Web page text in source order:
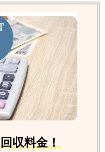
収料金！